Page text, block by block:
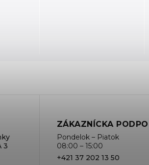
3
ZÁKAZNÍCKA
Pondelok – Piatok
08:00 – 15:00
+421 37 202 13 50